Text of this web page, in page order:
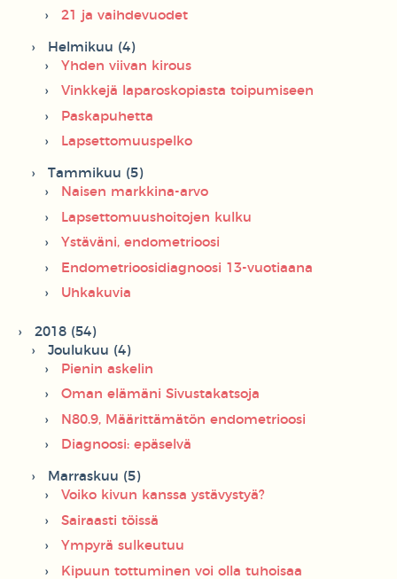
21 ja vaihdevuodet
Helmikuu (4)
Yhden viivan kirous
Vinkkejä laparoskopiasta toipumiseen
Paskapuhetta
Lapsettomuuspelko
Tammikuu (5)
Naisen markkina-arvo
Lapsettomuushoitojen kulku
Ystäväni, endometrioosi
Endometrioosidiagnoosi 13-vuotiaana
Uhkakuvia
2018 (54)
Joulukuu (4)
Pienin askelin
Oman elämäni Sivustakatsoja
N80.9, Määrittämätön endometrioosi
Diagnoosi: epäselvä
Marraskuu (5)
Voiko kivun kanssa ystävystyä?
Sairaasti töissä
Ympyrä sulkeutuu
Kipuun tottuminen voi olla tuhoisaa